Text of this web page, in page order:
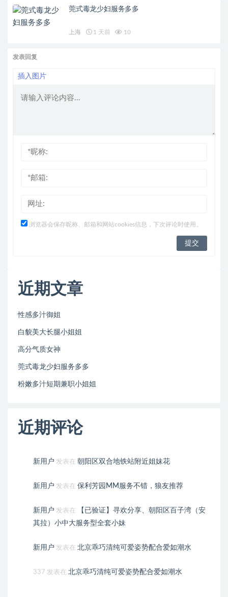
莞式毒龙少妇服务多多
上海 1 天前 10
发表回复
插入图片
浏览器会保存昵称、邮箱和网站cookies信息，下次评论时使用。
近期文章
性感多汁御姐
白貌美大长腿小姐姐
高分气质女神
莞式毒龙少妇服务多多
粉嫩多汁短期兼职小姐姐
近期评论
新用户 发表在 朝阳区双合地铁站附近姐妹花
新用户 发表在 保利芳园MM服务不错，狼友推荐
新用户 发表在
【已验证】寻欢分享、朝阳区百子湾（安
其拉）小中大服务型全套小妹
新用户 发表在 北京乖巧清纯可爱姿势配合爱如潮水
337 发表在 北京乖巧清纯可爱姿势配合爱如潮水